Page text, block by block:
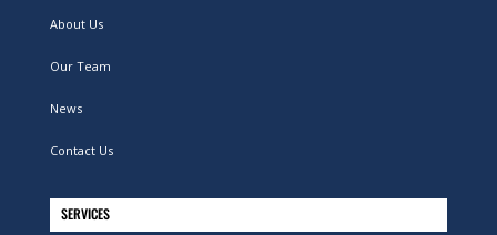
About Us
Our Team
News
Contact Us
SERVICES